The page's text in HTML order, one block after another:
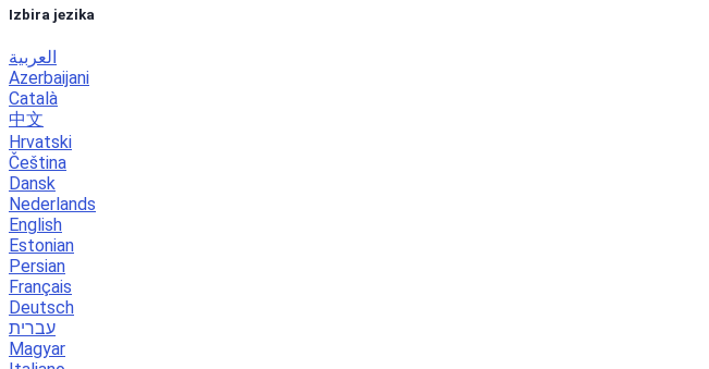
Izbira jezika
العربية
Azerbaijani
Català
中文
Hrvatski
Čeština
Dansk
Nederlands
English
Estonian
Persian
Français
Deutsch
עברית
Magyar